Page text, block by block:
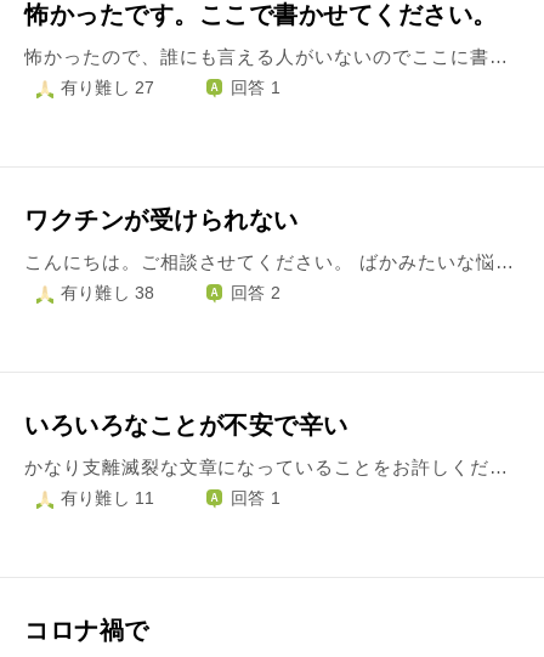
怖かったです。ここで書かせてください。
怖かったので、誰にも言える人がいないのでここに書かせてください。 知り合いがメッセージで42℃の熱がでたとはなしていて コロナだったら会社が二週間封鎖になるから 病院にいけないと話し出して そんなのだめだよ。いかないといけないよと怒ったのですが 、損害がいくらになるとかいってできるわけないだろと返事がきて 本人検査キットでコロナじゃないていうので なおさら安心して病院いったらどうかしら？と提案したら 発電機のおおきなパーツで発電機とめて逆算して工程すすんでるから だめだ。そこの人全体にまで関わる。 それでも病院いけって言った理由を合理的に説明してって怒って返事がきて。 そんな背景しらないから心配していっただけなのに。 42どの熱でたら病院いった方がいいていうのは普通なのに。 こわかったよ。 こわかったよ。 こわかったよ。こわかったよ。
有り難し 27 回答 1
ワクチンが受けられない
こんにちは。ご相談させてください。 ばかみたいな悩みですが、わたしは本当に怖がりです。 生きてるのも怖いなって思って、時々泣いてしまうくらいです。 この夏から、コロナのワクチンが始まりました。 友だちや家族、知り合いは、迷いなく受けました。 ふつうに考えればそうかと思います。 わたしだってもちろんかかりたくないですから、受けたいです。 それなのに、小さい頃から予防接種が異常に苦手なわたしは、足が震えるほどこわいです。 理由は、どうなるか分からない、しぬのでは、こわい…などネガティブな気持ちがこみ上げて、勇気が出ません。 けっきょく、受けれないまま秋になってしまいました。 情けないし、かなしいです。 みんなは安心して過ごしてるのに、自分ってなんなんだろうと思います。 人に相談すると、 『受けるも受けないも自分の責任。かかってもいいよと思うなら受けなくても良い』 『みんなが受けて、みんなで封じ込めるものだ』 こわくない、大丈夫だよ、とか、その他色々言われます。 受けたいのに受けれない、打ちたくない…打ちたい…どうしよう、 のはざまで、毎日苦しいです。 体に影響があるかもしれないから受けないと、きっぱり受けないと決めている友だちもいます。 わたしはそんな信念もなく、かかっても良いという覚悟もなく。 ただ苦しいばかりです。 十代の子も受けてるのに…。 ほとんどいつもずっと考えすぎて、 おかしくなりそうなくらいです。 最近では、ワクチンをされてる方で無症状感染してることもあると聞き、家族や友人とも安心して会えなくなるのか…と囲い込みされてるような気持ちです。 受けなくて、死んじゃうのかな…とさらに追い込んだり、落ち込んだりの繰り返し。 一生こうやって、自粛したりこわがったりして生きてくのかと思ったり… 書いてても、本当に情けないですが、 来る日も来る日も悩んで、 相談してる家族や友だちにも何度もしてるので、そのたび悲壮感で、本当に迷惑と思います。 まったく違うかたからのお話も伺いたいと思い、相談しました…。
有り難し 38 回答 2
いろいろなことが不安で辛い
かなり支離滅裂な文章になっていることをお許しください。 私は中学のときから不登校で引きこもりだったのですが最近このままではまずいと思い、脱却できるように少しずつ頑張り始めました。しかしここ最近毎日いろいろなことが不安で辛いです。 例えばコロナワクチンや政府への疑念、コロナへの恐怖、他の病気への不安、世界情勢、将来の不安など…。特にワクチンやコロナに関しての不安がとても大きいです。 私は正直今はワクチンを打ちたくありません。 ワクチンを打って重い副反応がでたりしたら…長期的な副反応も怖く、もし打って将来、副反応がおき死んでしまったら…と考えると本当に怖いからです。 だけどコロナに罹るのも怖く、打たないと今後受験などをするとき感染しやすくなるし重症化のリスクも高くなるし…どうしようかすごく迷っています。 他にもいろいろと不安すぎて将来、ワクチンを打った人たちが亡くなってしまい日本が近隣諸国に制圧されてしまったら…などといった完全に妄想としか言えないことも考えてしまいます。 毎日、明日を迎えるのが怖い。病気に罹るのが怖い。好きなものがあるからまだ死にたくない。でも今後生きていくのも怖い。もし輪廻転生があるとしたら死んでしまってももうこの世に生まれてきたくない。いろいろと考えてしまって本当に辛いです。この気持ちを和らげるにはどうすればいいと思いますか？
有り難し 11 回答 1
コロナ禍で